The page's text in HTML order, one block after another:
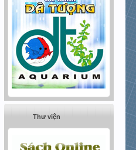
Thư viện